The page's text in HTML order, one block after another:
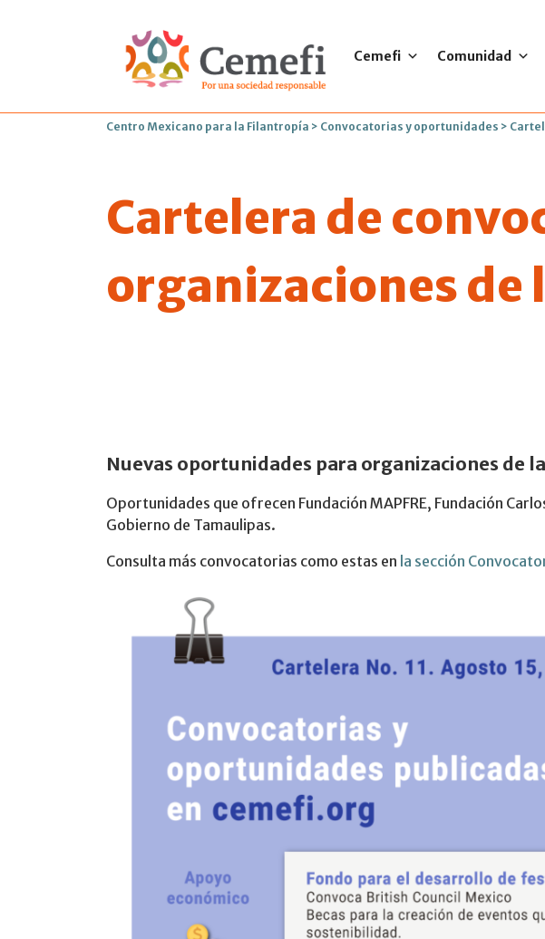
Cemefi Comunidad
Centro Mexicano para la Filantropía > Convocatorias y oportunidades >
Cartelera de
organizaciones de
Nuevas oportunidades para organizaciones de
Oportunidades que ofrecen Fundación MAPFRE, Fundación
Gobierno de Tamaulipas.
Consulta más convocatorias como estas en la sección